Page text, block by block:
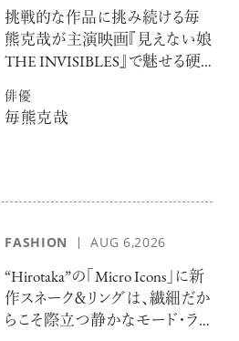
挑戦的な作品に挑み続ける毎
熊克哉が主演映画『見えない娘
THE INVISIBLES』で魅せる硬
俳優
毎熊克哉
FASHION AUG 6,2026
“Hirotaka”の「Micro Icons」に新
作スネーク＆リングは、繊細だか
らこそ際立つ静かなモード・ラ